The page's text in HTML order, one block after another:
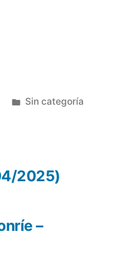
Publicada
Sin categoría
–
2025)